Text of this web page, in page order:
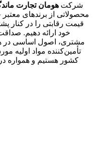
شرکت هومان تجارت
محصولاتی از برندهای
قیمت رقابتی را در کنار
خود ارائه دهیم.
مشتری، اصول اساسی در
تأمین‌کننده مواد اولیه
کشور هستیم و همواره